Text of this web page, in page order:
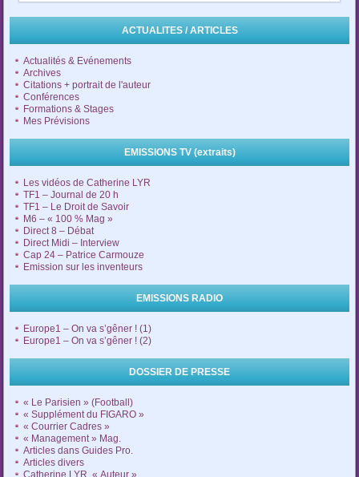
ACTUALITES / ARTICLES
Actualités & Evénements
Archives
Citations + portrait de l'auteur
Conférences
Formations & Stages
Mes Prévisions
EMISSIONS TV (extraits)
Les vidéos de Catherine LYR
TF1 – Journal de 20 h
TF1 – Le Droit de Savoir
M6 – « 100 % Mag »
Direct 8 – Débat
Direct Midi – Interview
Cap 24 – Patrice Carmouze
Emission sur les inventeurs
EMISSIONS RADIO
Europe1 – On va s’gêner ! (1)
Europe1 – On va s’gêner ! (2)
DOSSIER DE PRESSE
« Le Parisien » (Football)
« Supplément du FIGARO »
« Courrier Cadres »
« Management » Mag.
Articles dans Guides Pro.
Articles divers